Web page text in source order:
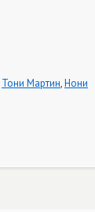
Тони Мартин,Нони